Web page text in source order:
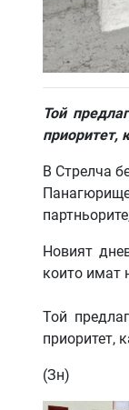
Той
приоритет,
В Стрелча
Новият
които имат
Той
приоритет,
(Зн)